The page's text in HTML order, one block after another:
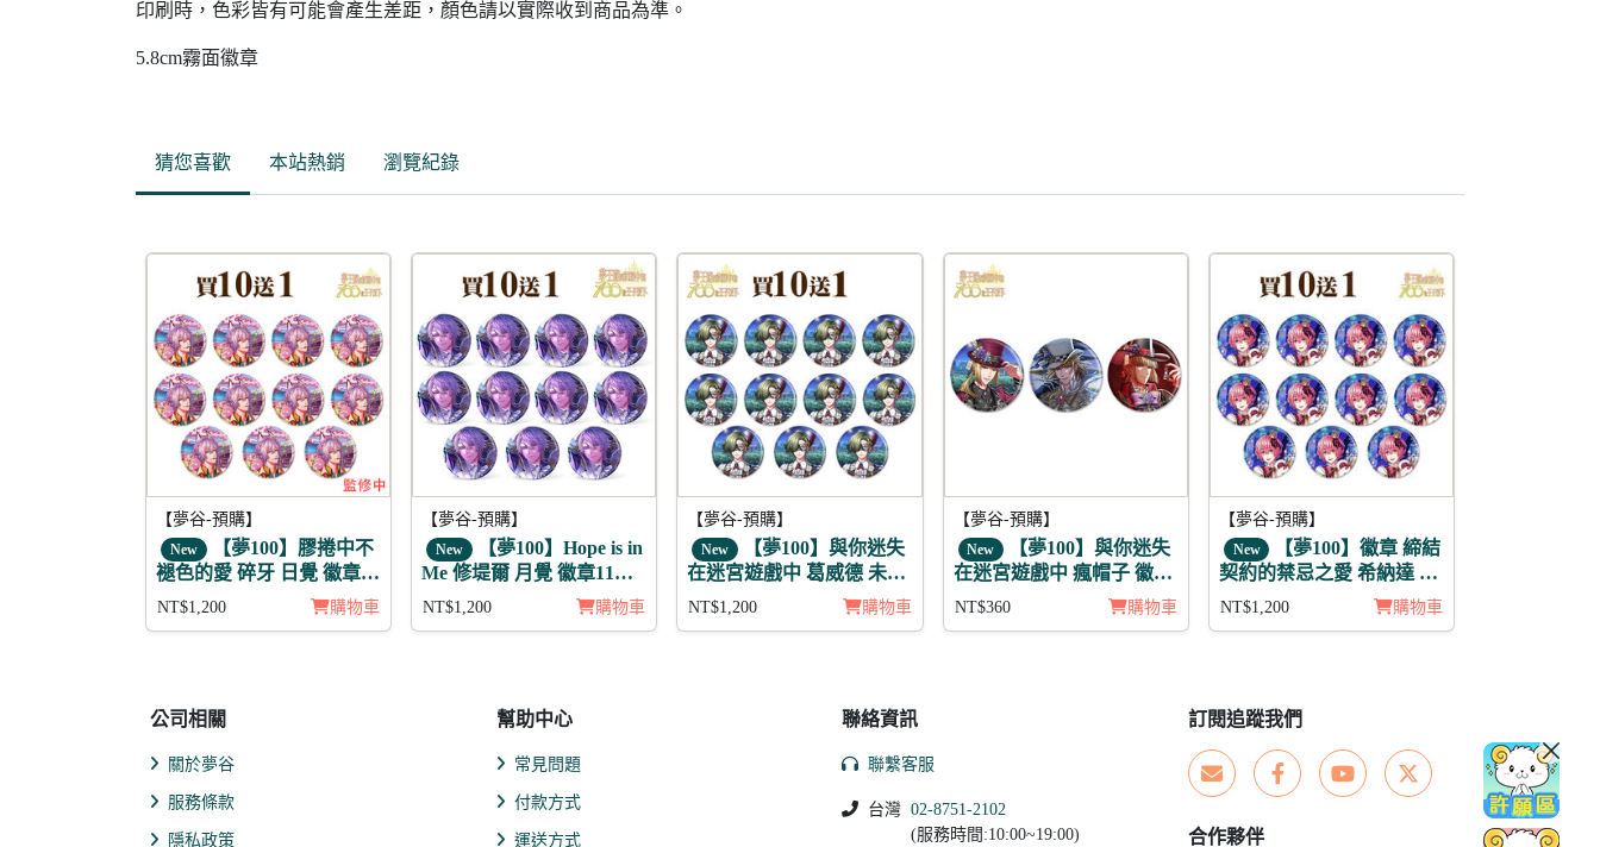
印刷時，色彩皆有可能會產生差距，顏色請以實際收到商品為準。
5.8cm霧面徽章
猜您喜歡 本站熱銷 瀏覽紀錄
【夢谷-預購】
New 【夢100】膠捲中不
褪色的愛 碎牙 日覺 徽章11
入組
NT$1,200 購物車
【夢谷-預購】
New 【夢100】Hope is in
Me 修堤爾 月覺 徽章11入
NT$1,200 購物車
【夢谷-預購】
New 【夢100】與你迷失
在迷宮遊戲中 葛威德 未覺
徽章11入組
NT$1,200 購物車
【夢谷-預購】
New
【夢100】與你迷失
在迷宮遊戲中 瘋帽子 徽章
3入組
NT$360 購物車
【夢谷-預購】
New
【夢100】徽章 締結
契約的禁忌之愛 希納達 11
NT$1,200 購物車
公司相關
關於夢谷
服務條款
隱私政策
幫助中心
常見問題
付款方式
運送方式
聯絡資訊
聯繫客服
台灣 02-8751-2102
(服務時間:10:00~19:00)
訂閱追蹤我們
合作夥伴